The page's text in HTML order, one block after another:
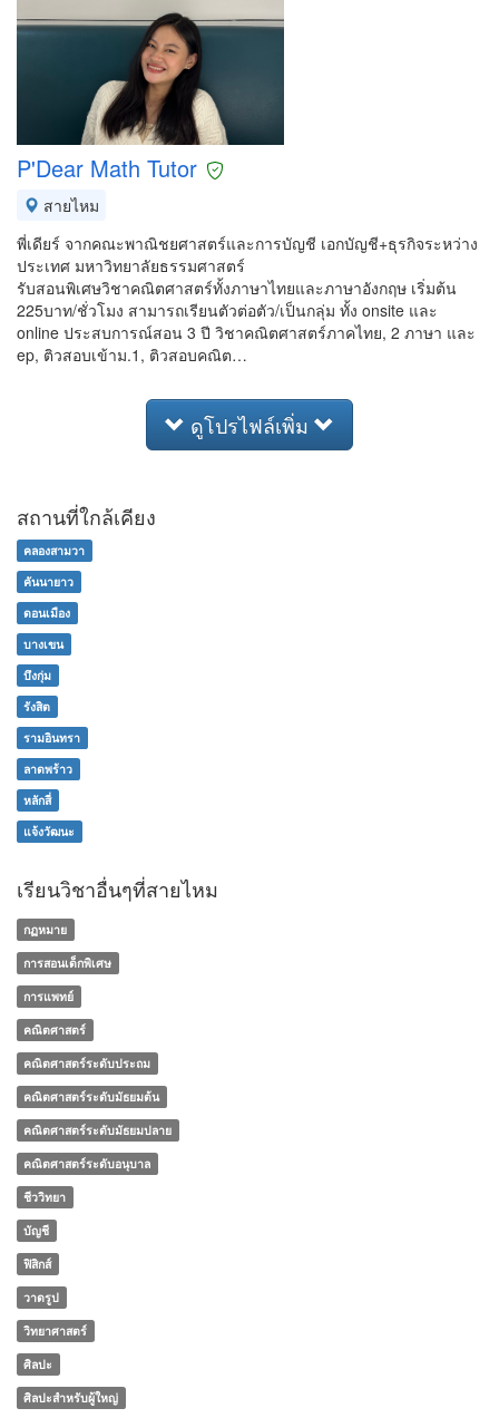
P'Dear Math Tutor
สายไหม
พี่เดียร์ จากคณะพาณิชยศาสตร์และการบัญชี เอกบัญชี+ธุรกิจระหว่าง
ประเทศ มหาวิทยาลัยธรรมศาสตร์
รับสอนพิเศษวิชาคณิตศาสตร์ทั้งภาษาไทยและภาษาอังกฤษ เริ่มต้น
225บาท/ชั่วโมง สามารถเรียนตัวต่อตัว/เป็นกลุ่ม ทั้ง onsite และ
online ประสบการณ์สอน 3 ปี วิชาคณิตศาสตร์ภาคไทย, 2 ภาษา และ
ep, ติวสอบเข้าม.1, ติวสอบคณิต…
ดูโปรไฟล์เพิ่ม
สถานที่ใกล้เคียง
คลองสามวา
คันนายาว
ดอนเมือง
บางเขน
บึงกุ่ม
รังสิต
รามอินทรา
ลาดพร้าว
หลักสี่
แจ้งวัฒนะ
เรียนวิชาอื่นๆที่สายไหม
กฏหมาย
การสอนเด็กพิเศษ
การแพทย์
คณิตศาสตร์
คณิตศาสตร์ระดับประถม
คณิตศาสตร์ระดับมัธยมต้น
คณิตศาสตร์ระดับมัธยมปลาย
คณิตศาสตร์ระดับอนุบาล
ชีววิทยา
บัญชี
ฟิสิกส์
วาดรูป
วิทยาศาสตร์
ศิลปะ
ศิลปะสำหรับผู้ใหญ่